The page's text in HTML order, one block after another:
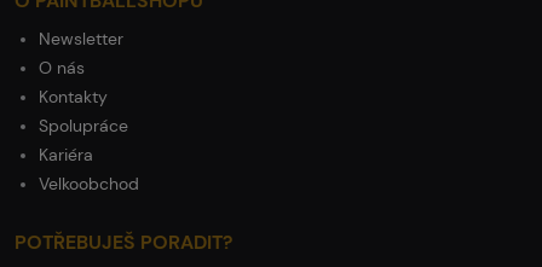
Newsletter
O nás
Kontakty
Spolupráce
Kariéra
Velkoobchod
POTŘEBUJEŠ PORADIT?